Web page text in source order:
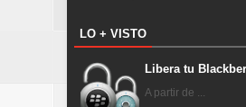
LO + VISTO
Libera tu
A partir de ...